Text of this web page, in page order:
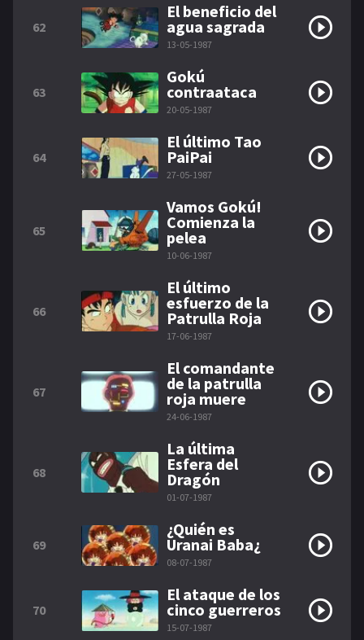
62
El beneficio del
agua sagrada
13-05-1987
63
Gokú
contraataca
20-05-1987
64
El último Tao
PaiPai
27-05-1987
65
Vamos Gokú!
Comienza la
pelea
10-06-1987
66
El último
esfuerzo de la
Patrulla Roja
17-06-1987
67
El comandante
de la patrulla
roja muere
24-06-1987
68
La última
Esfera del
Dragón
01-07-1987
69
¿Quién es
Uranai Baba¿
08-07-1987
70
El ataque de los
cinco guerreros
15-07-1987